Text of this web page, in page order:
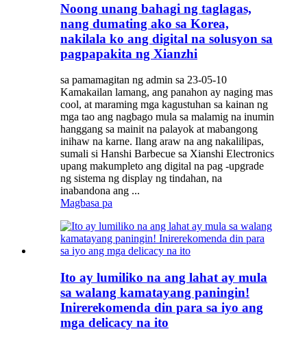
Noong unang bahagi ng taglagas,
nang dumating ako sa Korea,
nakilala ko ang digital na solusyon sa
pagpapakita ng Xianzhi
sa pamamagitan ng admin sa 23-05-10
Kamakailan lamang, ang panahon ay naging mas
cool, at maraming mga kagustuhan sa kainan ng
mga tao ang nagbago mula sa malamig na inumin
hanggang sa mainit na palayok at mabangong
inihaw na karne. Ilang araw na ang nakalilipas,
sumali si Hanshi Barbecue sa Xianshi Electronics
upang makumpleto ang digital na pag -upgrade
ng sistema ng display ng tindahan, na
inabandona ang ...
Magbasa pa
Ito ay lumiliko na ang lahat ay mula
sa walang kamatayang paningin!
Inirerekomenda din para sa iyo ang
mga delicacy na ito